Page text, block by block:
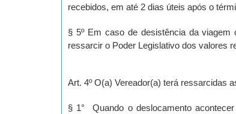
recebidos, em até 2 dias úteis após o
§ 5º Em caso de desistência da
ressarcir o Poder Legislativo dos valores
Art. 4º O(a) Vereador(a) terá ressarcidas
§ 1° Quando o deslocamento